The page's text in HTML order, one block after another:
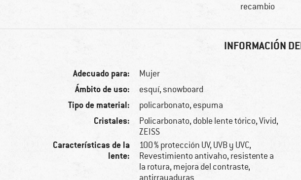
recambio
INFORMACIÓN
Adecuado para: Mujer
Ámbito de uso: esquí, snowboard
Tipo de material: policarbonato, espuma
Cristales:
Policarbonato, doble lente tórico, Vivid,
ZEISS
Características de la
lente:
100 % protección UV, UVB y UVC,
Revestimiento antivaho, resistente a
la rotura, mejora del contraste,
antirrayaduras